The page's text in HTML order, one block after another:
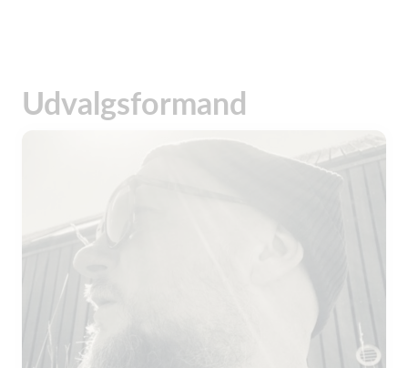
Udvalgsformand